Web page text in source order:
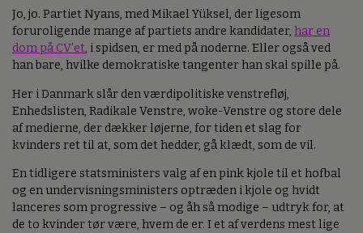
Jo, jo. Partiet Nyans, med Mikael Yüksel, der ligesom
foruroligende mange af partiets andre kandidater, har en
dom på CV’et, i spidsen, er med på noderne. Eller også ved
han bare, hvilke demokratiske tangenter han skal spille på.
Her i Danmark slår den værdipolitiske venstrefløj,
Enhedslisten, Radikale Venstre, woke-Venstre og store dele
af medierne, der dækker løjerne, for tiden et slag for
kvinders ret til at, som det hedder, gå klædt, som de vil.
En tidligere statsministers valg af en pink kjole til et hofbal
og en undervisningsministers optræden i kjole og hvidt
lanceres som progressive – og åh så modige – udtryk for, at
de to kvinder tør være, hvem de er. I et af verdens mest lige